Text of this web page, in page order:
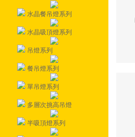
水晶餐吊燈系列
水晶吸頂燈系列
吊燈系列
餐吊燈系列
單吊燈系列
多層次挑高吊燈
半吸頂燈系列